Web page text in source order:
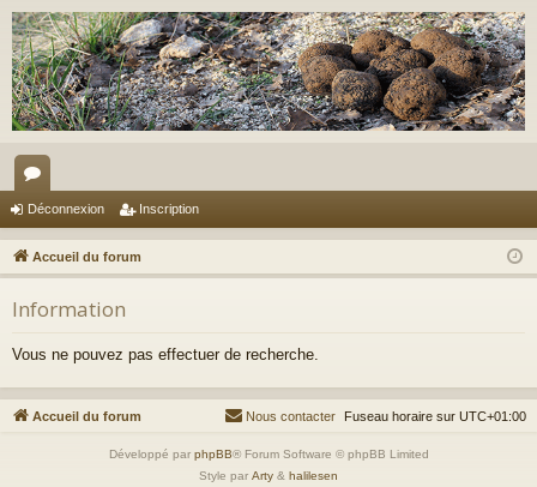
or
u
m
s
Déconnexion Inscription
Accueil du forum
Information
Vous ne pouvez pas effectuer de recherche.
Accueil du forum Fuseau horaire sur UTC+01:00
Nous contacter
Développé par phpBB® Forum Software © phpBB Limited
Style par Arty & halilesen